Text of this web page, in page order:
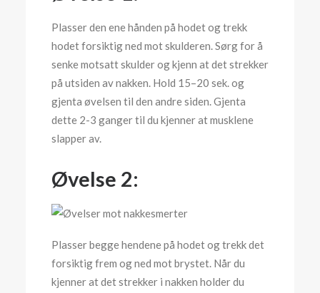
Plasser den ene hånden på hodet og trekk
hodet forsiktig ned mot skulderen. Sørg for å
senke motsatt skulder og kjenn at det strekker
på utsiden av nakken. Hold 15–20 sek. og
gjenta øvelsen til den andre siden. Gjenta
dette 2-3 ganger til du kjenner at musklene
slapper av.
Øvelse 2:
Plasser begge hendene på hodet og trekk det
forsiktig frem og ned mot brystet. Når du
kjenner at det strekker i nakken holder du